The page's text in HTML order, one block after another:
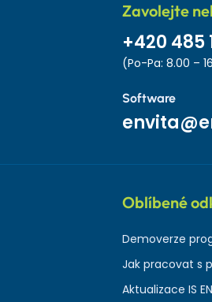
Zavolejte
+420 485
(Po-Pa: 8.00 –
Software
Oblíbené
Demoverze
Jak pracovat s
Aktualizace IS